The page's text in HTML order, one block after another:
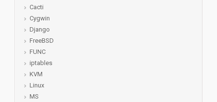
Cacti
Cygwin
Django
FreeBSD
FUNC
iptables
KVM
Linux
MS